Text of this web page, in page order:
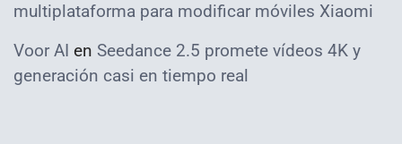
multiplataforma para modificar móviles Xiaomi
Voor AI en Seedance 2.5 promete vídeos 4K y
generación casi en tiempo real